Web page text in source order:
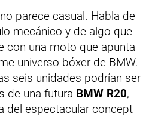
parece casual. Habla de
mecánico y de algo que
con una moto que apunta
universo bóxer de BMW.
seis unidades podrían ser
de una futura BMW R20,
del espectacular concept